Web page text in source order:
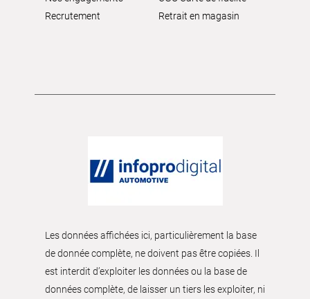
Recrutement
Retrait en magasin
Les données affichées ici, particulièrement la base
de donnée complète, ne doivent pas être copiées. Il
est interdit d’exploiter les données ou la base de
données complète, de laisser un tiers les exploiter, ni